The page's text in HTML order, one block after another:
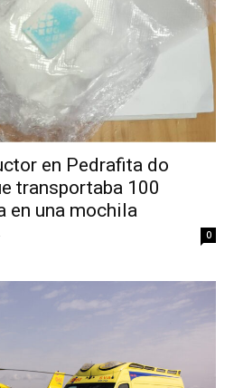
en Pedrafita do
transportaba 100
en una mochila
0